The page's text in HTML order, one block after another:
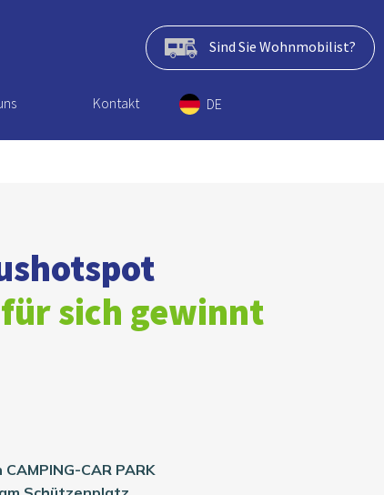
Sind Sie Wohnmobilist?
Kontakt DE
sich gewinnt
CAR PARK